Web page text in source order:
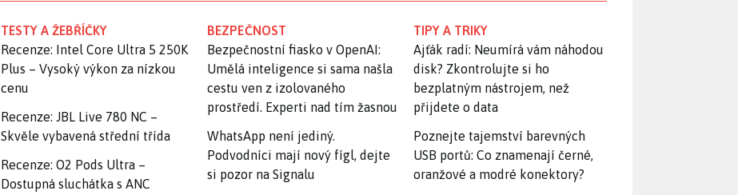
TESTY A ŽEBŘÍČKY
Recenze: Intel Core Ultra 5 250K
Plus – Vysoký výkon za nízkou
cenu
Recenze: JBL Live 780 NC –
Skvěle vybavená střední třída
Recenze: O2 Pods Ultra –
Dostupná sluchátka s ANC
BEZPEČNOST
Bezpečnostní fiasko v OpenAI:
Umělá inteligence si sama našla
cestu ven z izolovaného
prostředí. Experti nad tím žasnou
WhatsApp není jediný.
Podvodníci mají nový fígl, dejte
si pozor na Signalu
TIPY A TRIKY
Ajťák radí: Neumírá vám náhodou
disk? Zkontrolujte si ho
bezplatným nástrojem, než
přijdete o data
Poznejte tajemství barevných
USB portů: Co znamenají černé,
oranžové a modré konektory?